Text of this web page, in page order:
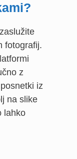
fotografij.
z
iz
na slike
lahko